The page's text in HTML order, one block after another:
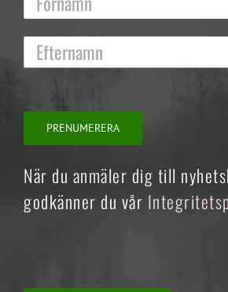
När du anmäler dig till
godkänner du vår